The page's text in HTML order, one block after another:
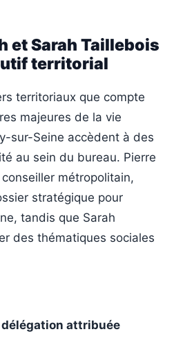
et Sarah Taillebois
territorial
territoriaux que compte
majeures de la vie
sur-Seine accèdent à des
au sein du bureau. Pierre
métropolitain,
stratégique pour
tandis que Sarah
des thématiques sociales
attribuée